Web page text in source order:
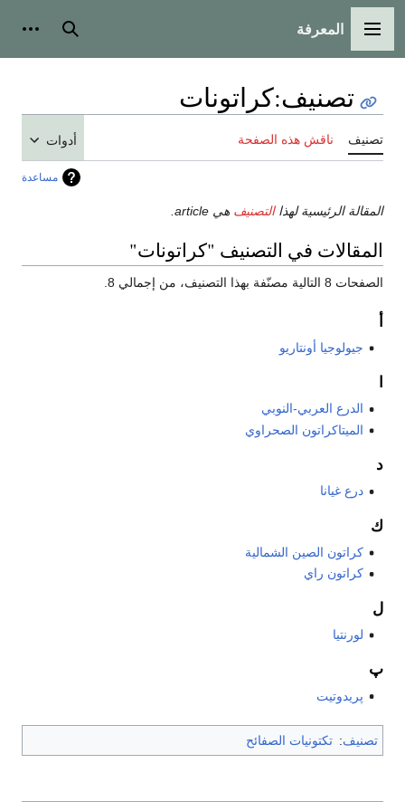
القائمة الرئيسية
المعرفة بحث
تصنيف:كراتونات
تصنيف ناقش هذه الصفحة أدوات
مساعدة
المقالة الرئيسية لهذاالتصنيف هي article.
المقالات في التصنيف "كراتونات"
الصفحات 8 التالية مصنّفة بهذا التصنيف، من إجمالي 8.
جيولوجيا أونتاريو
الدرع العربي-النوبي
الميتاكراتون الصحراوي
د
درع غيانا
ك
كراتون الصين الشمالية
كراتون راي
ل
لورنتيا
پ
پريدوتيت
تصنيف: تكتونيات الصفائح